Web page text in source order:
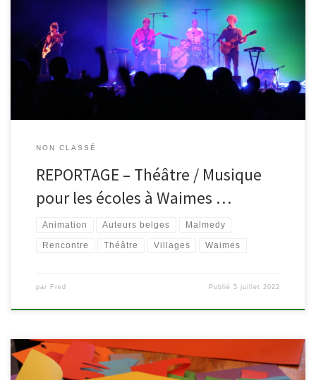
Malgré une crise sanitaire et les ajustements qui en découlent, les
élèves de maternelles et de primaires de Waimes et Malmedy ont
participé à l’opération « Théâtre/Musique pour les écoles ».
Multiformes (théâtre, concert, contes), les spectacles proposés
avaient pour […]
NON CLASSÉ
REPORTAGE – Théâtre / Musique
pour les écoles à Waimes …
Animation Auteurs belges Malmedy
Rencontre Théâtre Villages Waimes
par Fred Publié5 juillet 2022